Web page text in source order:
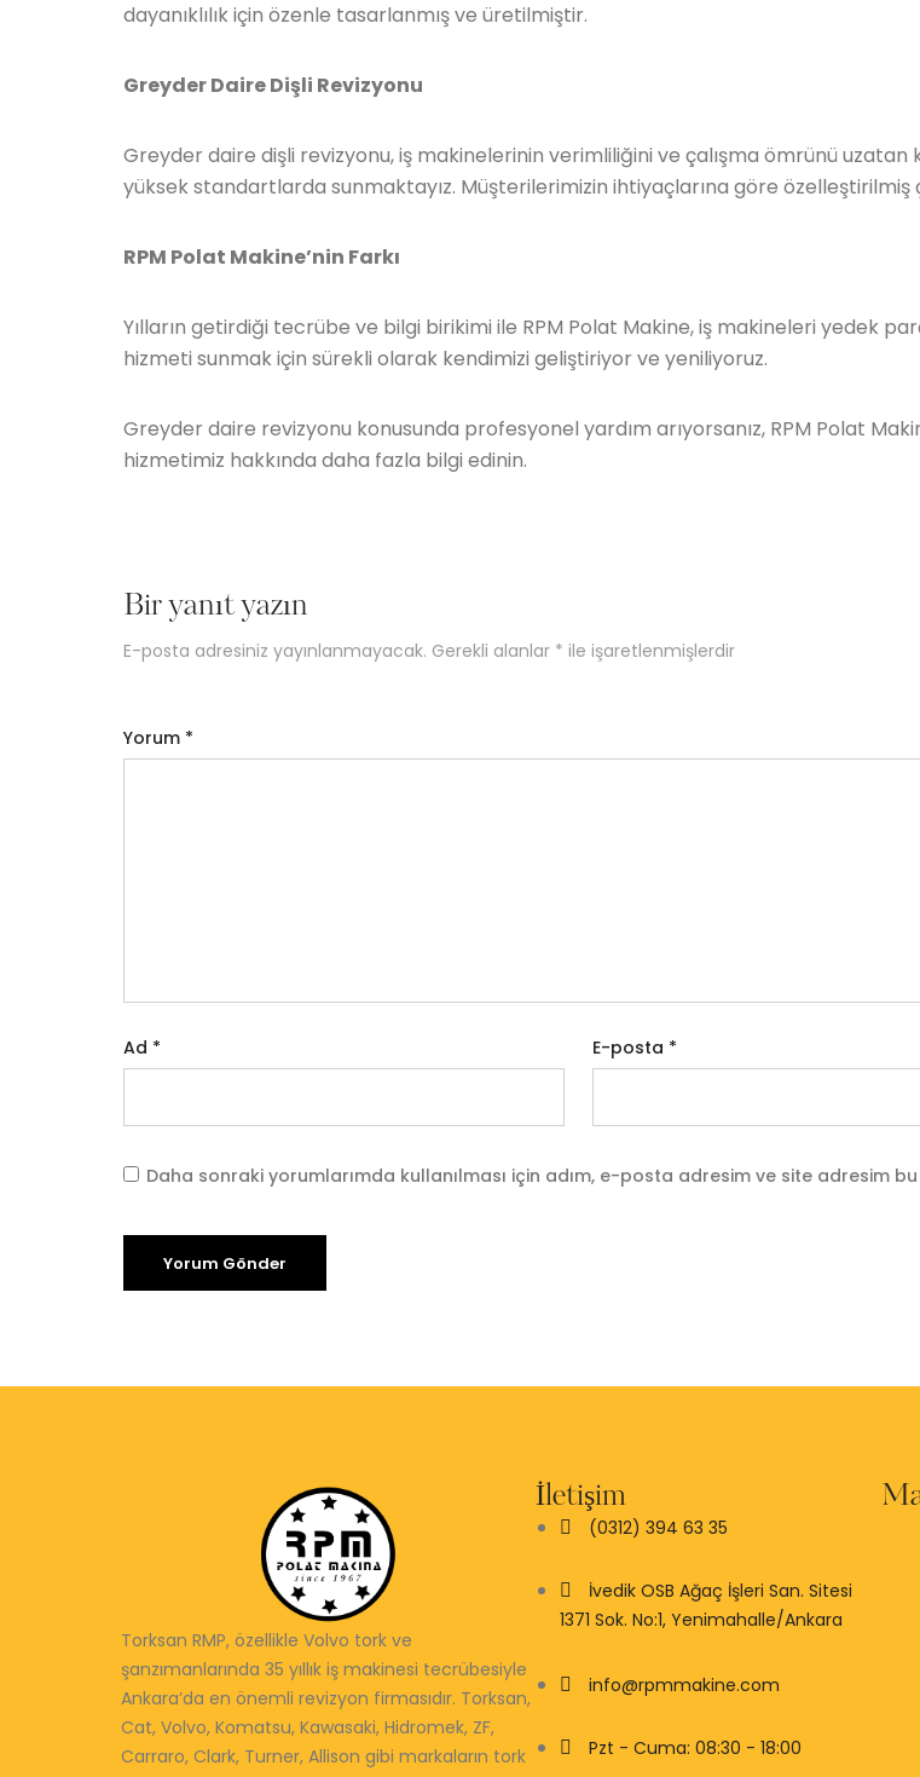
dayanıklılık için özenle tasarlanmış ve üretilmiştir.
Greyder DaireDişli Revizyonu
Greyder daire dişli revizyonu, iş makinelerinin verimliliğini ve çalışma ömrünü
yüksek standartlarda sunmaktayız. Müşterilerimizin ihtiyaçlarına göre özelleştirilmiş
RPM Polat Makine’nin Farkı
Yılların getirdiği tecrübe ve bilgi birikimi ile RPM Polat Makine, iş makineleri yedek
hizmeti sunmak için sürekli olarak kendimizi geliştiriyor ve yeniliyoruz.
Greyder daire revizyonu konusunda profesyonel yardım arıyorsanız, RPM Polat
hizmetimiz hakkında daha fazla bilgi edinin.
Bir yanıt yazın
E-posta adresiniz yayınlanmayacak. Gerekli alanlar * ile işaretlenmişlerdir
Yorum *
Ad * E-posta *
Daha sonraki yorumlarımda kullanılması için adım, e-posta adresim ve site adresim
Torksan RMP, özellikle Volvo tork ve
şanzımanlarında 35 yıllık iş makinesi tecrübesiyle
Ankara’da en önemli revizyon firmasıdır. Torksan,
Cat, Volvo, Komatsu, Kawasaki, Hidromek, ZF,
Carraro, Clark, Turner, Allison gibi markaların tork
İletişim
(0312) 394 63 35
İvedik OSB Ağaç İşleri San. Sitesi
1371 Sok. No:1, Yenimahalle/Ankara
info@rpmmakine.com
Pzt - Cuma: 08:30 - 18:00